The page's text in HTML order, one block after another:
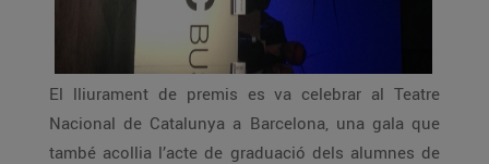
El lliurament de premis es va celebrar al Teatre
Nacional de Catalunya a Barcelona, una gala que
també acollia l’acte de graduació dels alumnes de